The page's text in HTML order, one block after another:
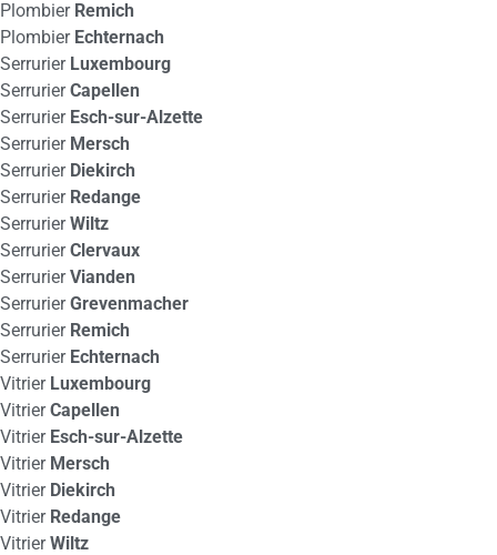
Plombier Remich
Plombier Echternach
Serrurier Luxembourg
SerrurierCapellen
Serrurier Esch-sur-Alzette
Serrurier Mersch
Serrurier Diekirch
Serrurier Redange
SerrurierWiltz
SerrurierClervaux
SerrurierVianden
SerrurierGrevenmacher
Serrurier Remich
Serrurier Echternach
Vitrier Luxembourg
VitrierCapellen
Vitrier Esch-sur-Alzette
Vitrier Mersch
Vitrier Diekirch
Vitrier Redange
VitrierWiltz